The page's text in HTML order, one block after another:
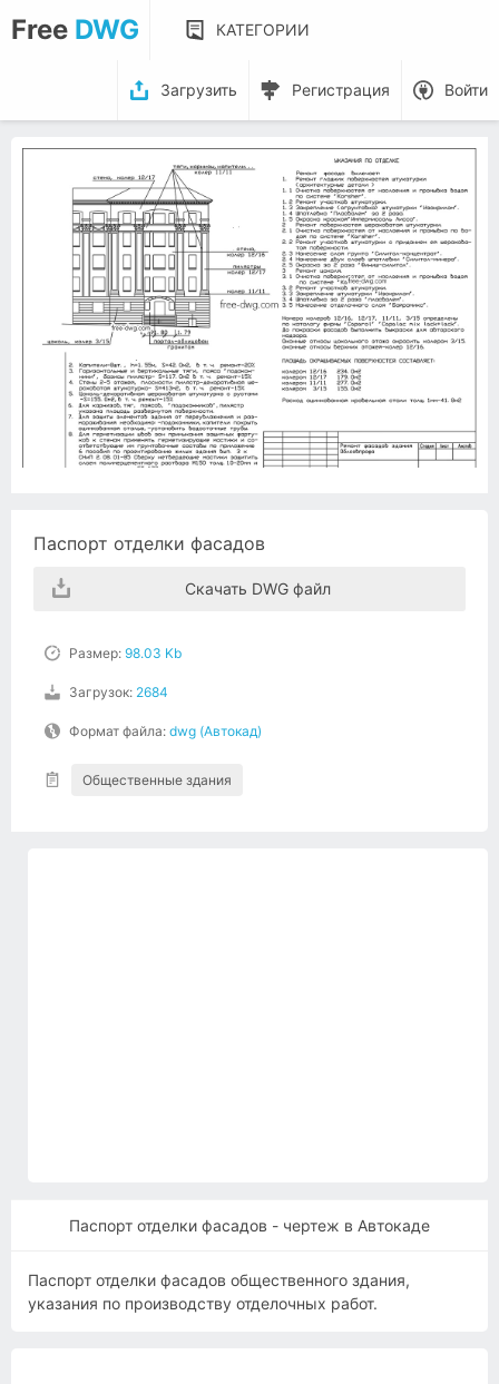
Free DWG КАТЕГОРИИ
Загрузить Регистрация Войти
Паспорт отделки фасадов
Скачать DWG файл
Размер: 98.03 Kb
Загрузок: 2684
Формат файла: dwg (Автокад)
Общественные здания
Паспорт отделки фасадов - чертеж в Автокаде
Паспорт отделки фасадов общественного здания,
указания по производству отделочных работ.